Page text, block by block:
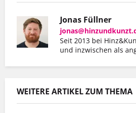
Jonas Füllner
Seit 2013 bei
und inzwischen als
WEITERE ARTIKEL ZUM THEMA